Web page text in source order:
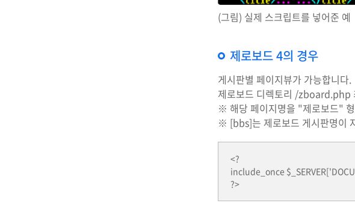
(그림) 실제 스크립트를 넣어준 예
제로보드 4의 경우
게시판별 페이지뷰가 가능합니다.
제로보드 디렉토리 /zboard.php
※ 해당 페이지명을 "제로보드"
※ [bbs]는 제로보드 게시판명이
<?
include_once